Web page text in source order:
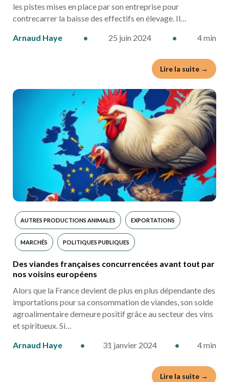
les pistes mises en place par son entreprise pour
contrecarrer la baisse des effectifs en élevage. Il…
Arnaud Haye
• 25 juin 2024 • 4 min
Lire la suite →
AUTRES PRODUCTIONS ANIMALES EXPORTATIONS
MARCHÉS POLITIQUES PUBLIQUES
Des viandes françaises concurrencées avant tout par
nos voisins européens
Alors que la France devient de plus en plus dépendante des
importations pour sa consommation de viandes, son solde
agroalimentaire demeure positif grâce au secteur des vins
et spiritueux. Si…
Arnaud Haye
• 31 janvier 2024 • 4 min
Lire la suite →